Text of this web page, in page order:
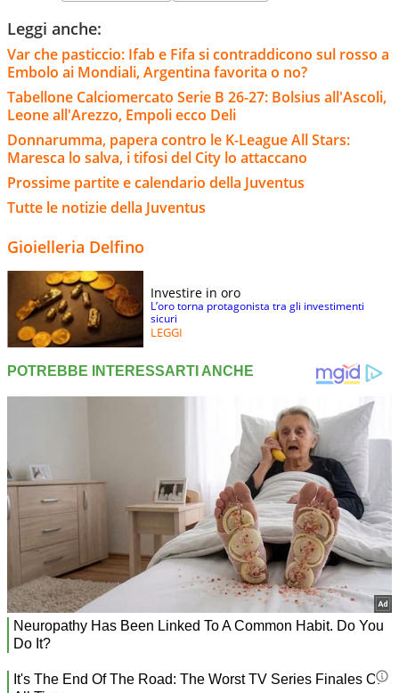
Leggi anche:
Var che pasticcio: Ifab e Fifa si contraddicono sul rosso a
Embolo ai Mondiali, Argentina favorita o no?
Tabellone Calciomercato Serie B 26-27: Bolsius all'Ascoli,
Leone all'Arezzo, Empoli ecco Deli
Donnarumma, papera contro le K-League All Stars:
Maresca lo salva, i tifosi del City lo attaccano
Prossime partite e calendario della Juventus
Tutte le notizie della Juventus
Gioielleria Delfino
Investire in oro
L’oro torna protagonista tra gli investimenti
sicuri
LEGGI